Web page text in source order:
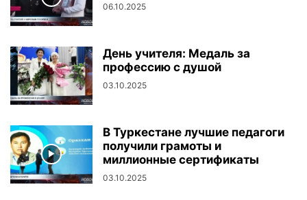
06.10.2025
День учителя: Медаль за
профессию с душой
03.10.2025
В Туркестане лучшие педагоги
получили грамоты и
миллионные сертификаты
03.10.2025